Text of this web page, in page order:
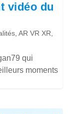
vidéo du
,AR VR XR,
qui
moments